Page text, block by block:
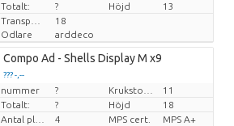
Totalt:
? Höjd
13
18
Odlare
arddeco
Compo Ad - Shells Display M x9
??? -,--
Pris per enhet
nummer ?
11
Totalt:
? Höjd
18
4 MPS cert.
MPS A+